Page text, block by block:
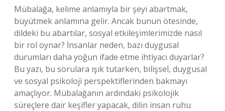
Mübalağa, kelime anlamıyla bir şeyi abartmak,
büyütmek anlamına gelir. Ancak bunun ötesinde,
dildeki bu abartılar, sosyal etkileşimlerimizde nasıl
bir rol oynar? İnsanlar neden, bazı duygusal
durumları daha yoğun ifade etme ihtiyacı duyarlar?
Bu yazı, bu sorulara ışık tutarken, bilişsel, duygusal
ve sosyal psikoloji perspektiflerinden bakmayı
amaçlıyor. Mübalağanın ardındaki psikolojik
süreçlere dair keşifler yapacak, dilin insan ruhu